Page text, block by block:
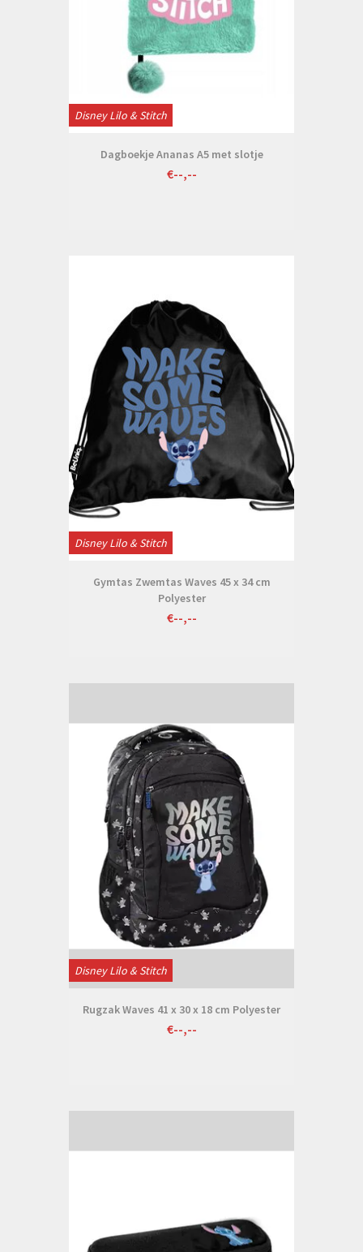
Disney Lilo & Stitch
Dagboekje Ananas A5 met slotje
€--,--
Disney Lilo & Stitch
Gymtas Zwemtas Waves 45 x 34 cm
Polyester
€--,--
Disney Lilo & Stitch
Rugzak Waves 41 x 30 x 18 cm Polyester
€--,--